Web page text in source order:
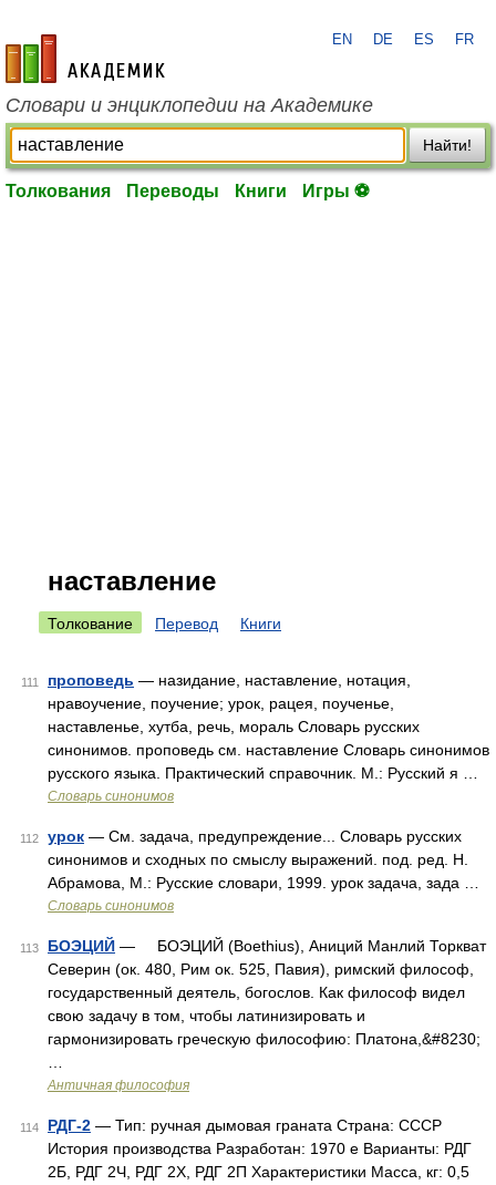
academic.ru
EN DE ES FR
Словари и энциклопедии на Академике
Найти!
Толкования Переводы Книги Игры ⚽
наставление
Толкование Перевод Книги
111 проповедь — назидание, наставление, нотация,
нравоучение, поучение; урок, рацея, поученье,
наставленье, хутба, речь, мораль Словарь русских
синонимов. проповедь см. наставление Словарь синонимов
русского языка. Практический справочник. М.: Русский я …
Словарь синонимов
112 урок — См. задача, предупреждение... Словарь русских
синонимов и сходных по смыслу выражений. под. ред. Н.
Абрамова, М.: Русские словари, 1999. урок задача, зада …
Словарь синонимов
113 БОЭЦИЙ — БОЭЦИЙ (Boethius), Аниций Манлий Торкват
Северин (ок. 480, Рим ок. 525, Павия), римский философ,
государственный деятель, богослов. Как философ видел
свою задачу в том, чтобы латинизировать и
гармонизировать греческую философию: Платона,&#8230;
Античная философия
114 РДГ-2 — Тип: ручная дымовая граната Страна: СССР
История производства Разработан: 1970 е Варианты: РДГ
2Б, РДГ 2Ч, РДГ 2Х, РДГ 2П Характеристики Масса, кг: 0,5